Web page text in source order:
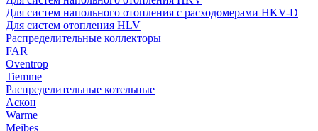
Для систем напольного отопления с расходомерами HKV-D
Для систем отопления HLV
Распределительные коллекторы
FAR
Oventrop
Tiemme
Распределительные котельные
Аскон
Warme
Meibes